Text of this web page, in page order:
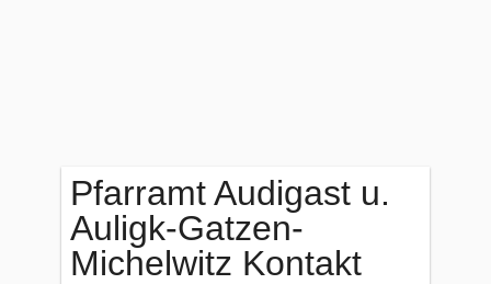
Pfarramt Audigast u.
Auligk-Gatzen-
Michelwitz Kontakt